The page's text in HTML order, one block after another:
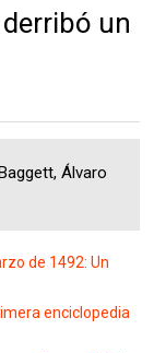
un
Álvaro
de 1492: Un
enciclopedia